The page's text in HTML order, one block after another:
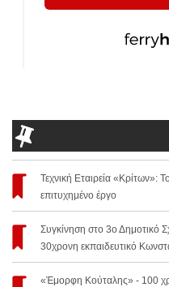
Τεχνική Εταιρεία «Κρίτων»:
επιτυχημένο έργο
Συγκίνηση στο 3ο Δημοτικό
30χρονη εκπαιδευτικό
«Έμορφη Κούταλης» - 100